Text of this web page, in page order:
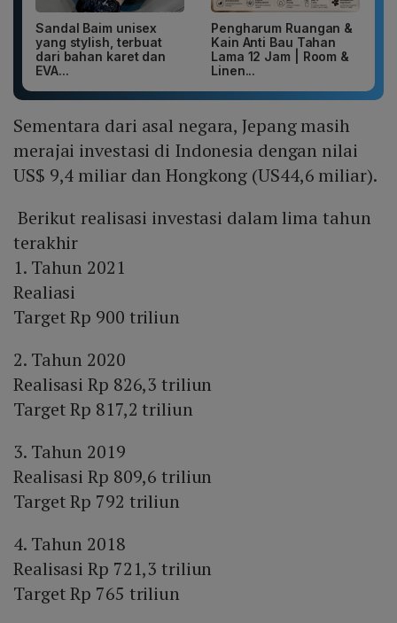
Sandal Baim unisex
yang stylish, terbuat
dari bahan karet dan
EVA...
Pengharum Ruangan &
Kain Anti Bau Tahan
Lama 12 Jam | Room &
Linen...
Sementara dari asal negara, Jepang masih
merajai investasi di Indonesia dengan nilai
US$ 9,4 miliar dan Hongkong (US44,6 miliar).
Berikut realisasi investasi dalam lima tahun
terakhir
1. Tahun 2021
Realiasi
Target Rp 900 triliun
2. Tahun 2020
Realisasi Rp 826,3 triliun
Target Rp 817,2 triliun
3. Tahun 2019
Realisasi Rp 809,6 triliun
Target Rp 792 triliun
4. Tahun 2018
Realisasi Rp 721,3 triliun
Target Rp 765 triliun